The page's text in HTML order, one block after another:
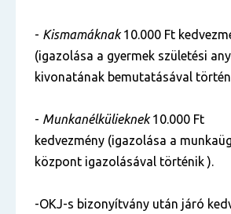
- Kismamáknak10.000 Ft
(igazolása a gyermek születési
kivonatának bemutatásával
- Munkanélkülieknek10.000 Ft
kedvezmény (igazolása a
központ igazolásával történik ).
-OKJ-s bizonyítvány után járó